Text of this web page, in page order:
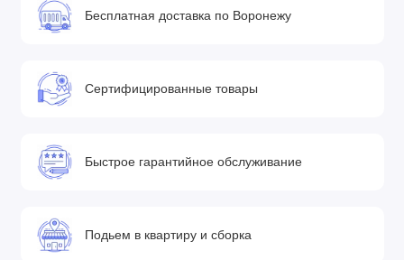
Уход
• Стирать отдельно от других вещей. Застегнуть молнии
перед стиркой.
минуту.
• Не рекомендуется использовать моющие средства,
кондиционеры.
• Деликатная машинная стирка при 30 .
Бесплатная доставка по Воронежу
Сертифицированные товары
Быстрое гарантийное обслуживание
Подьем в квартиру и сборка